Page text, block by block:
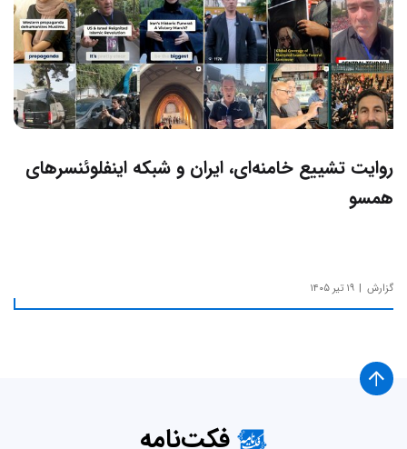
روایت تشییع خامنه‌ای، ایران و شبکه اینفلوئنسرهای
همسو
گزارش ۱۹ تیر ۱۴۰۵
فکت‌نامه